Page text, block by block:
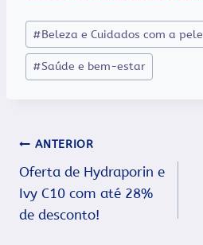
Tags
do
Post:
#Beleza e Cuidados com a pele
#Saúde e bem-estar
Navegação
de
Post
ANTERIOR
Oferta de Hydraporin e
Ivy C10 com até 28%
de desconto!